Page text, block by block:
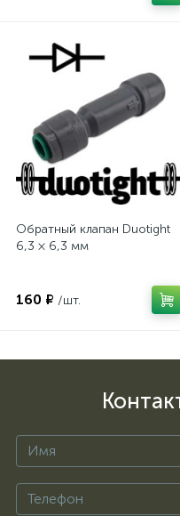
Обратный клапан Duotight
6,3 × 6,3 мм
160 ₽ /шт.